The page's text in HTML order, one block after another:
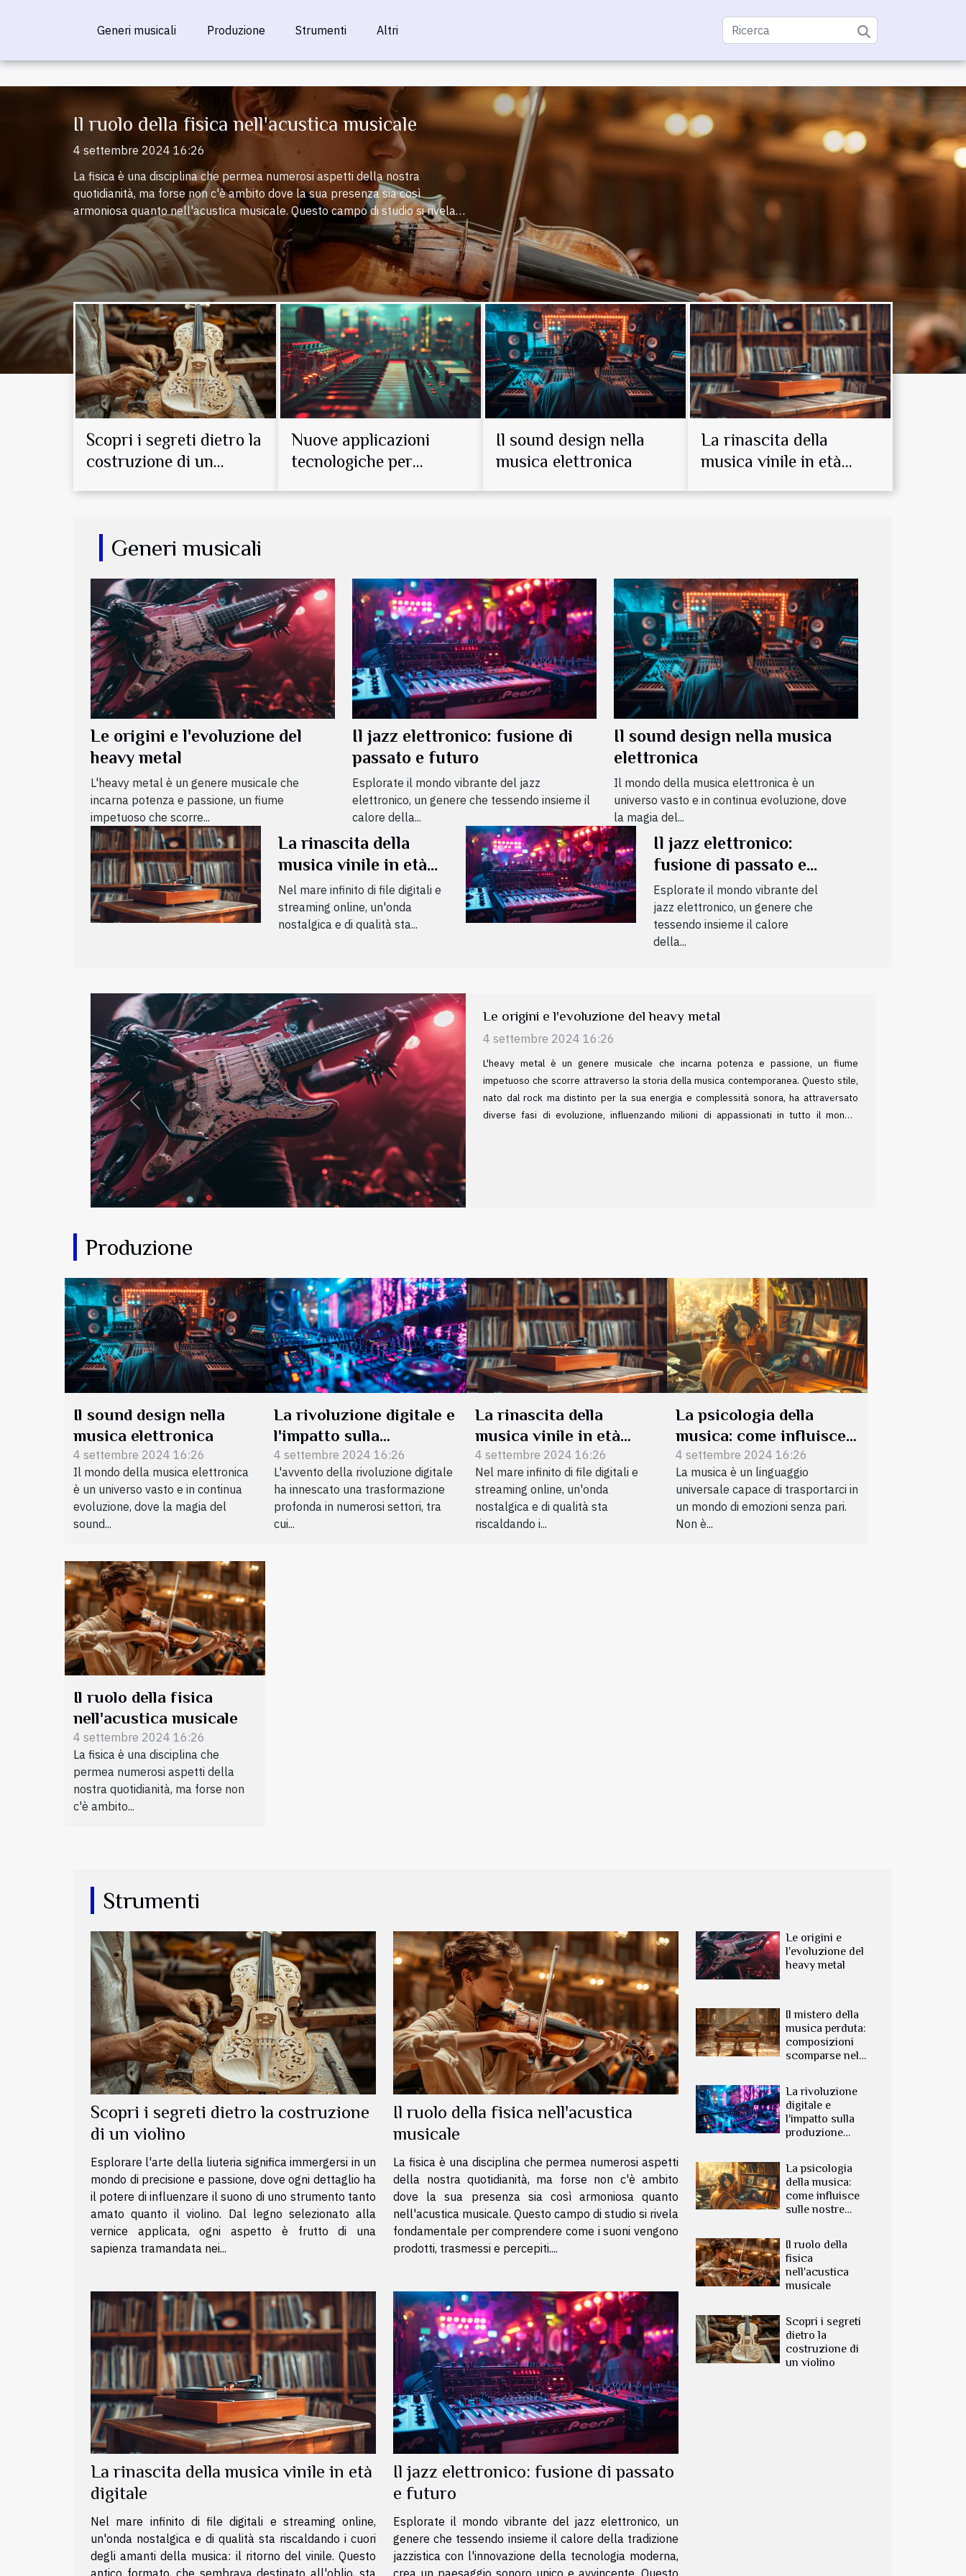
Generi musicali Produzione Strumenti Altri
Il ruolo della fisica nell'acustica musicale
4 settembre 2024 16:26
La fisica è una disciplina che permea numerosi aspetti della nostra
quotidianità, ma forse non c'è ambito dove la sua presenza sia così
armoniosa quanto nell'acustica musicale. Questo campo di studio si rivela
fondamentale per comprendere come i suoni vengono prodotti, trasmessi e
percepiti. L'interesse per il suono e la musica ci spinge a indagare le leggi
fisiche che ne regolano ogni vibrazione, permettendoci di affinare strumenti
e tecniche per l'ottimizzazione dell'esperienza sonora. Scopriamo insieme
come la fisica si integrerà nella tessitura della musica, offrendoci
spiegazioni e strumenti per migliorare la qualità del suono che ci circonda.
La fisica come fondamento dell'acustica La fisica rappresenta la disciplina
fondamentale per comprendere e analizzare i fenomeni alla base...
Scopri i segreti dietro la
costruzione di un
Nuove applicazioni
tecnologiche per
Il sound design nella
musica elettronica
La rinascita della
musica vinile in età
Generi musicali
Le origini e l'evoluzione del
heavy metal
L'heavy metal è un genere musicale che
incarna potenza e passione, un fiume
impetuoso che scorre...
Il jazz elettronico: fusione di
passato e futuro
Esplorate il mondo vibrante del jazz
elettronico, un genere che tessendo insieme il
calore della...
Il sound design nella musica
elettronica
Il mondo della musica elettronica è un
universo vasto e in continua evoluzione, dove
la magia del...
La rinascita della
musica vinile in età
digitale
Nel mare infinito di file digitali e
streaming online, un'onda
nostalgica e di qualità sta...
Il jazz elettronico:
fusione di passato e
futuro
Esplorate il mondo vibrante del
jazz elettronico, un genere che
tessendo insieme il calore
della...
Il mistero della musica perduta: composizioni scomparse nel
tempo
Nel vasto panorama della storia musicale, alcune melodie si sono dissolte come nebbia
al sole, lasciando soltanto l'eco di un mistero insondabile. La musica perduta, nelle sue
note svanite, cela racconti di epoche e geni che il tempo ha inghiottito. Questo testo
Previous
Produzione
Il sound design nella
musica elettronica
4 settembre 2024 16:26
Il mondo della musica elettronica
è un universo vasto e in continua
evoluzione, dove la magia del
sound...
La rivoluzione digitale e
l'impatto sulla
produzione musicale
4 settembre 2024 16:26
L'avvento della rivoluzione digitale
ha innescato una trasformazione
profonda in numerosi settori, tra
cui...
La rinascita della
musica vinile in età
digitale
4 settembre 2024 16:26
Nel mare infinito di file digitali e
streaming online, un'onda
nostalgica e di qualità sta
riscaldando i...
La psicologia della
musica: come influisce
sulle nostre emozioni
4 settembre 2024 16:26
La musica è un linguaggio
universale capace di trasportarci in
un mondo di emozioni senza pari.
Non è...
Il ruolo della fisica
nell'acustica musicale
4 settembre 2024 16:26
La fisica è una disciplina che
permea numerosi aspetti della
nostra quotidianità, ma forse non
c'è ambito...
Strumenti
Scopri i segreti dietro la costruzione
di un violino
Esplorare l'arte della liuteria significa immergersi in un
mondo di precisione e passione, dove ogni dettaglio ha
il potere di influenzare il suono di uno strumento tanto
amato quanto il violino. Dal legno selezionato alla
vernice applicata, ogni aspetto è frutto di una
sapienza tramandata nei...
Il ruolo della fisica nell'acustica
musicale
La fisica è una disciplina che permea numerosi aspetti
della nostra quotidianità, ma forse non c'è ambito
dove la sua presenza sia così armoniosa quanto
nell'acustica musicale. Questo campo di studio si rivela
fondamentale per comprendere come i suoni vengono
prodotti, trasmessi e percepiti....
La rinascita della musica vinile in età
digitale
Nel mare infinito di file digitali e streaming online,
un'onda nostalgica e di qualità sta riscaldando i cuori
degli amanti della musica: il ritorno del vinile. Questo
antico formato, che sembrava destinato all'oblio, sta
Il jazz elettronico: fusione di passato
e futuro
Esplorate il mondo vibrante del jazz elettronico, un
genere che tessendo insieme il calore della tradizione
jazzistica con l'innovazione della tecnologia moderna,
crea un paesaggio sonoro unico e avvincente. Questo
Le origini e
l'evoluzione del
heavy metal
Il mistero della
musica perduta:
composizioni
scomparse nel
La rivoluzione
digitale e
l'impatto sulla
produzione
La psicologia
della musica:
come influisce
sulle nostre
Il ruolo della
fisica
nell'acustica
musicale
Scopri i segreti
dietro la
costruzione di
un violino